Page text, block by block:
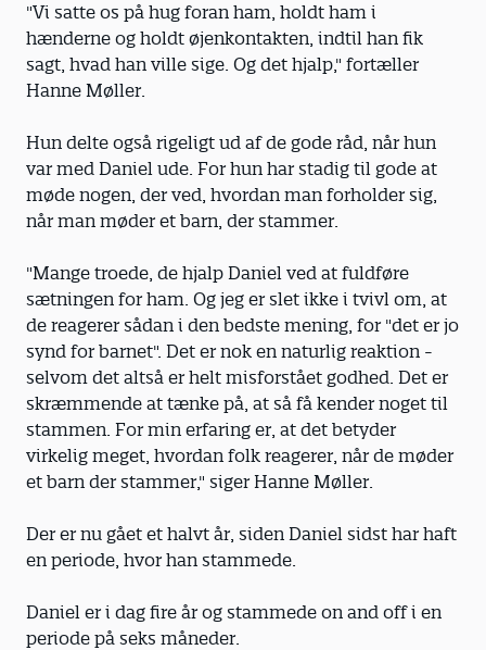
"Vi satte os på hug foran ham, holdt ham i
hænderne og holdt øjenkontakten, indtil han fik
sagt, hvad han ville sige. Og det hjalp," fortæller
Hanne Møller.
Hun delte også rigeligt ud af de gode råd, når hun
var med Daniel ude. For hun har stadig til gode at
møde nogen, der ved, hvordan man forholder sig,
når man møder et barn, der stammer.
"Mange troede, de hjalp Daniel ved at fuldføre
sætningen for ham. Og jeg er slet ikke i tvivl om, at
de reagerer sådan i den bedste mening, for "det er jo
synd for barnet". Det er nok en naturlig reaktion -
selvom det altså er helt misforstået godhed. Det er
skræmmende at tænke på, at så få kender noget til
stammen. For min erfaring er, at det betyder
virkelig meget, hvordan folk reagerer, når de møder
et barn der stammer," siger Hanne Møller.
Der er nu gået et halvt år, siden Daniel sidst har haft
en periode, hvor han stammede.
Daniel er i dag fire år og stammede on and off i en
periode på seks måneder.